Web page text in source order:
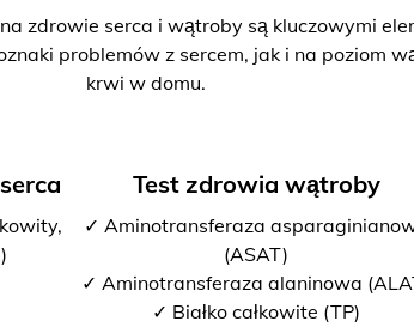
zdrowie serca i wątroby są kluczowymi
problemów z sercem, jak i na poziom
krwi w domu.
Test zdrowia wątroby
✓ Aminotransferaza
(ASAT)
✓ Aminotransferaza alaninowa
✓ Białko całkowite (TP)